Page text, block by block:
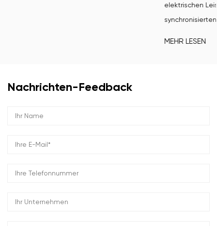
elektrischen Leistung einer Windkraftanlage und der
Nachrichten-Feedback